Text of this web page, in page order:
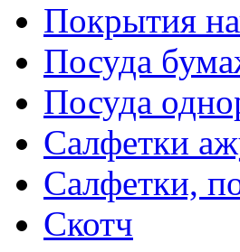
Покрытия
Посуда
Посуда
Салфетки
Салфетки,
Скотч